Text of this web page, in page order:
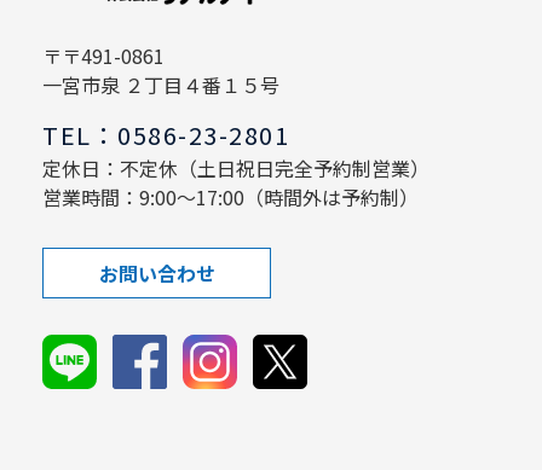
〒〒491-0861
一宮市泉 ２丁目４番１５号
TEL：0586-23-2801
定休日：不定休（土日祝日完全予約制営業）
営業時間：9:00～17:00（時間外は予約制）
お問い合わせ